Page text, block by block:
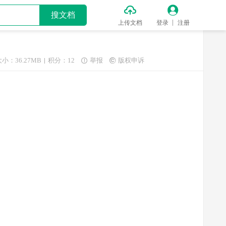
搜文档 
上传文档

登录 注册
小：36.27MB 积分：12  举报  版权申诉